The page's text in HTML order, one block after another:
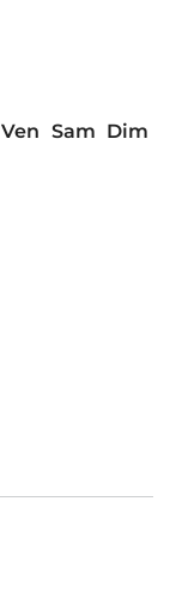
Ven Sam Dim